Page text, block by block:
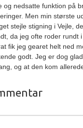
og nedsatte funktion på
Men min største
stejle stigning i Vejle,
da jeg ofte roder rundt
fik jeg gearet helt ned
godt. Jeg er dog
og at den kom